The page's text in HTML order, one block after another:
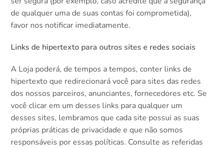
de qualquer uma de suas contas foi comprometida),
favor nos notificar imediatamente.
Links de hipertexto para outros sites e redes sociais
A Loja poderá, de tempos a tempos, conter links de
hipertexto que redirecionará você para sites das redes
dos nossos parceiros, anunciantes, fornecedores etc. Se
você clicar em um desses links para qualquer um
desses sites, lembramos que cada site possui as suas
próprias práticas de privacidade e que não somos
responsáveis por essas políticas. Consulte as referidas